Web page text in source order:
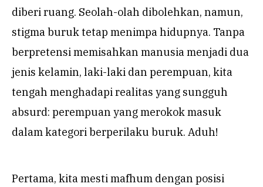
diberi ruang. Seolah-olah dibolehkan, namun,
stigma buruk tetap menimpa hidupnya. Tanpa
berpretensi memisahkan manusia menjadi dua
jenis kelamin, laki-laki dan perempuan, kita
tengah menghadapi realitas yang sungguh
absurd: perempuan yang merokok masuk
dalam kategori berperilaku buruk. Aduh!
Pertama, kita mesti mafhum dengan posisi